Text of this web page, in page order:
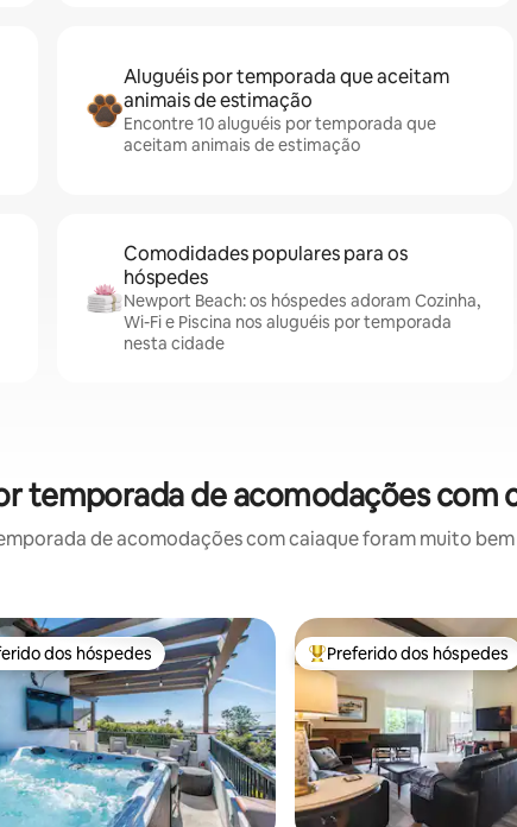
Aluguéis por temporada que aceitam
animais de estimação
Encontre 10 aluguéis por temporada que
aceitam animais de estimação
Comodidades populares para os
hóspedes
Newport Beach: os hóspedes adoram Cozinha,
Wi-Fi e Piscina nos aluguéis por temporada
nesta cidade
temporada de acomodações com
de acomodações com caiaque foram muito
melhores preferidos dos hóspedes
dos hóspedes Entre os melhores
Preferido dos hóspedes